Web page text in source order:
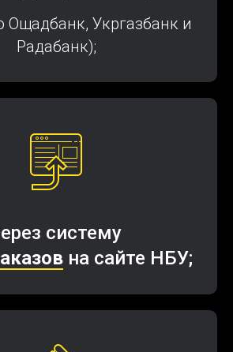
Ощадбанк, Укргазбанк и
Радабанк);
систему
на сайте НБУ;